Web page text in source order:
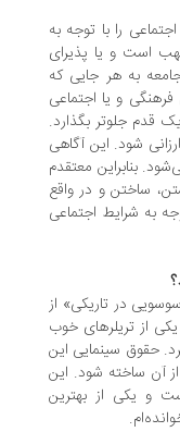
با توجه به
و یا پذیرای
هر جایی که
یا اجتماعی
بگذارد.
این آگاهی
معتقدم
و در واقع
اجتماعی
تاریکی» از
خوب
سینمایی این
شود. این
از بهترین